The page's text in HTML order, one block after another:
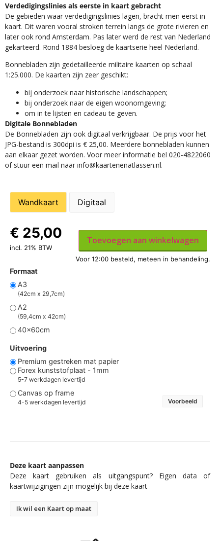
Verdedigingslinies als eerste in kaart gebracht
De gebieden waar verdedigingslinies lagen, bracht men eerst in
kaart. Dit waren vooral stroken terrein langs de grote rivieren en
later ook rond Amsterdam. Pas later werd de rest van Nederland
gekarteerd. Rond 1884 besloeg de kaartserie heel Nederland.
Bonnebladen zijn gedetailleerde militaire kaarten op schaal
1:25.000. De kaarten zijn zeer geschikt:​
​bij onderzoek naar historische landschappen;
bij onderzoek naar de eigen woonomgeving;
om in te lijsten en cadeau te geven.
Digitale Bonnebladen
De Bonnebladen zijn ook digitaal verkrijgbaar. De prijs voor het
JPG-bestand is 300dpi is € 25,00. Meerdere bonnebladen kunnen
aan elkaar gezet worden. Voor meer informatie bel 020-4822060
of stuur een mail naar info@kaartenenatlassen.nl.
Wandkaart Digitaal
Formaat
A3
(42cm x 29,7cm)
A2
(59,4cm x 42cm)
40x60cm
Uitvoering
Premium gestreken mat papier
Forex kunststofplaat - 1mm
5-7 werkdagen levertijd
Canvas op frame
4-5 werkdagen levertijd Voorbeeld
€ 25,00
incl. 21% BTW
Toevoegen aan winkelwagen
Deze kaart aanpassen
Deze kaart gebruiken als uitgangspunt? Eigen data of
kaartwijzigingen zijn mogelijk bij deze kaart
Ik wil een Kaart op maat